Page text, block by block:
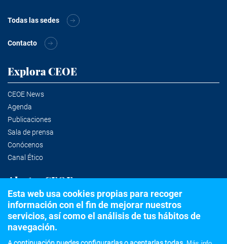
Todas las sedes
Contacto
Explora CEOE
CEOE News
Agenda
Publicaciones
Sala de prensa
Conócenos
Canal Ético
Alertas CEOE
Suscríbete a la newsletter
Esta web usa cookies propias para recoger
información con el fin de mejorar nuestros
servicios, así como el análisis de tus hábitos de
navegación.